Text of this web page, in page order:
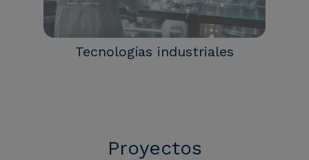
Tecnologías industriales
Proyectos